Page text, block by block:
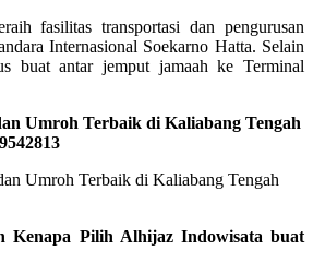
fasilitas transportasi dan pengurusan
Internasional Soekarno Hatta. Selain
buat antar jemput jamaah ke Terminal
Umroh Terbaik di Kaliabang Tengah
Kenapa Pilih Alhijaz Indowisata buat